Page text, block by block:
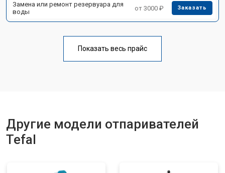
Замена или ремонт резервуара для
воды
от 3000 ₽ Заказать
Показать весь прайс
Другие модели отпаривателей
Tefal